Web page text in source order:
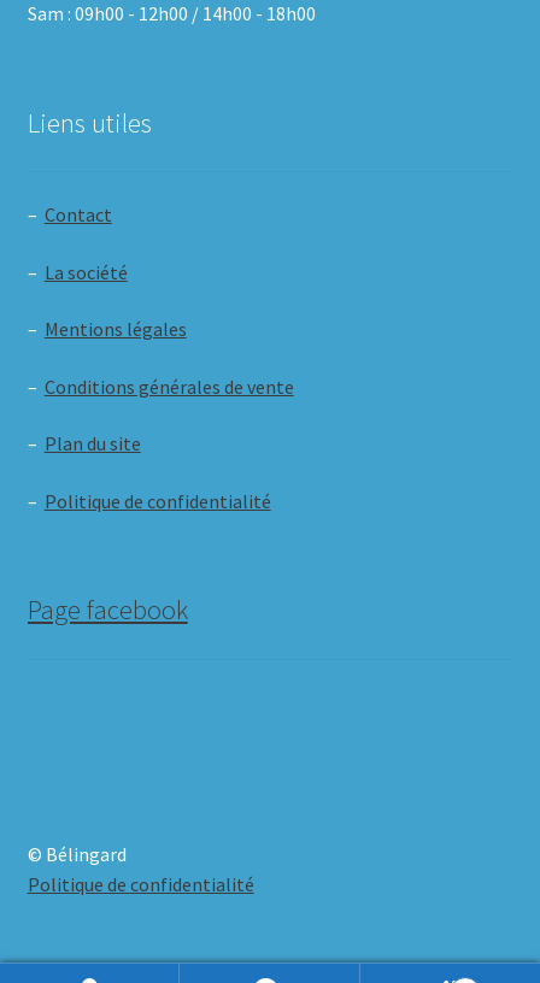
Sam : 09h00 - 12h00 / 14h00 - 18h00
Liens utiles
– Contact
– La société
– Mentions légales
– Conditions générales de vente
– Plan du site
– Politique de confidentialité
Page facebook
© Bélingard
Politique de confidentialité